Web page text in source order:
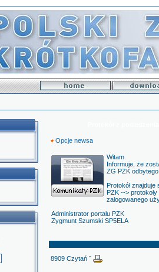
Opcje newsa
Witam
Informuje, że
ZG PZK
Protokół znajduje
PZK -->
zalogowanego
Administrator portalu PZK
Zygmunt Szumski SP5ELA
8909 Czytań ˇ